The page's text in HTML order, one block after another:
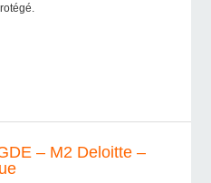
– M2 Deloitte –